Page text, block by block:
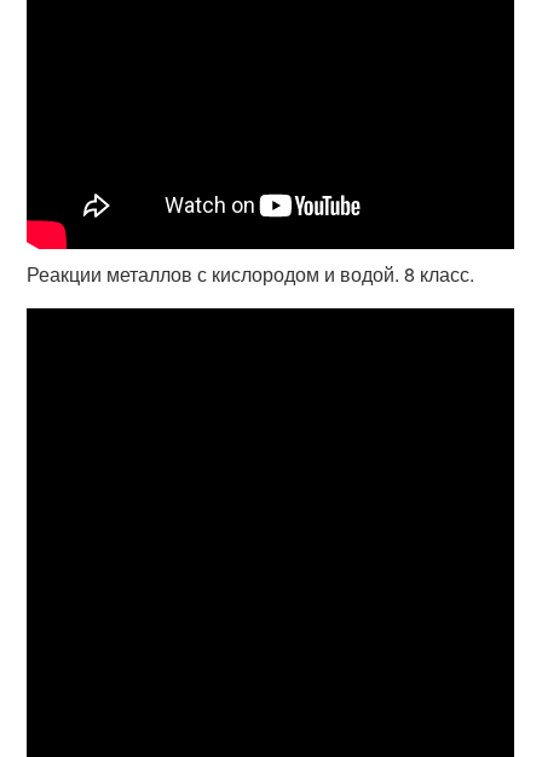
Реакции металлов с кислородом и водой. 8 класс.